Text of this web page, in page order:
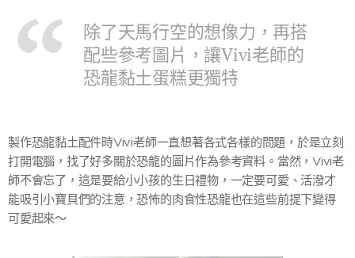
除了天馬行空的想像力，再搭
配些參考圖片，讓Vivi老師的
恐龍黏土蛋糕更獨特
製作恐龍黏土配件時Vivi老師一直想著各式各樣的問題，於是立刻
打開電腦，找了好多關於恐龍的圖片作為參考資料。當然，Vivi老
師不會忘了，這是要給小小孩的生日禮物，一定要可愛、活潑才
能吸引小寶貝們的注意，恐怖的肉食性恐龍也在這些前提下變得
可愛起來～